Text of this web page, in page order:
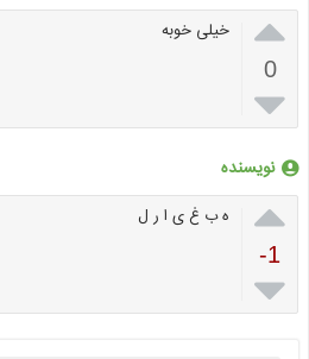

0

خیلی خوبه
نویسنده

-1

ه ب غ ی ا ر ل